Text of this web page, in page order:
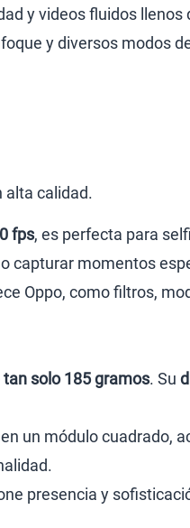
y videos fluidos llenos
y diversos modos
alta calidad.
fps, es perfecta para
capturar momentos
Oppo, como filtros,
tan solo 185 gramos. Su
un módulo cuadrado,
presencia y